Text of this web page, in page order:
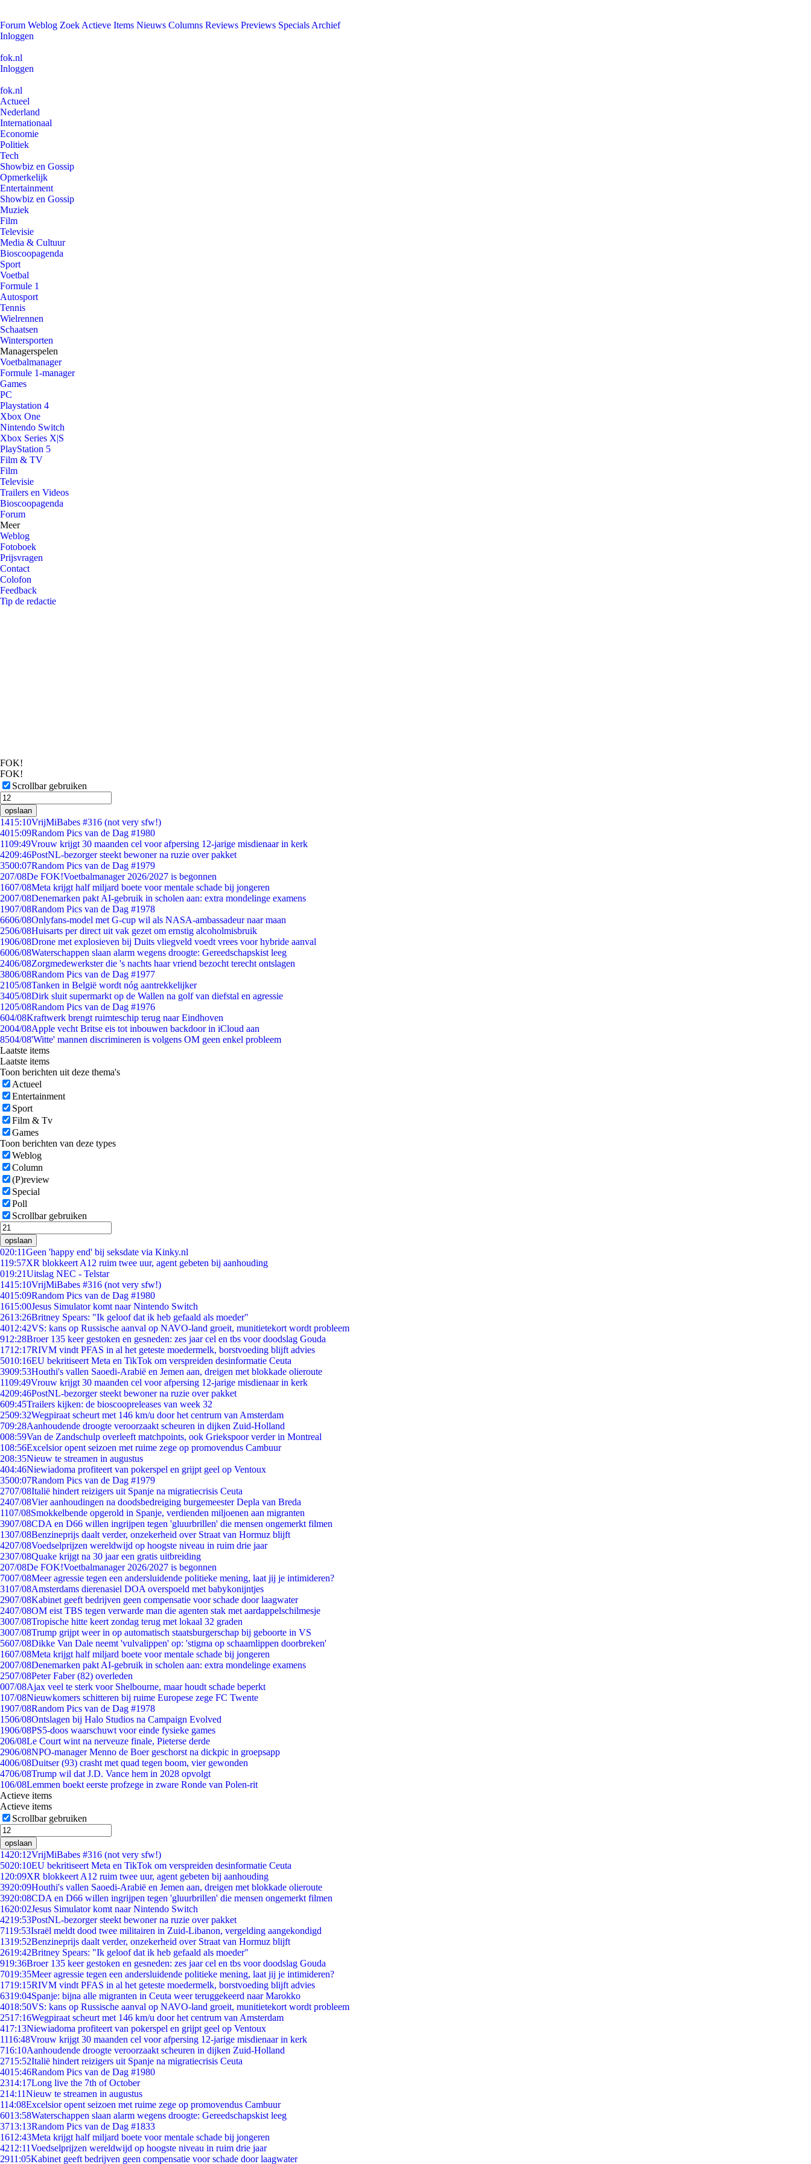
Forum Weblog Zoek Actieve Items Nieuws Columns Reviews Previews Specials Archief
Inloggen
fok.nl
Inloggen
fok.nl
Actueel
Nederland
Internationaal
Economie
Politiek
Tech
Showbiz en Gossip
Opmerkelijk
Entertainment
Showbiz en Gossip
Muziek
Film
Televisie
Media & Cultuur
Bioscoopagenda
Sport
Voetbal
Formule 1
Autosport
Tennis
Wielrennen
Schaatsen
Wintersporten
Managerspelen
Voetbalmanager
Formule 1-manager
Games
PC
Playstation 4
Xbox One
Nintendo Switch
Xbox Series X|S
PlayStation 5
Film & TV
Film
Televisie
Trailers en Videos
Bioscoopagenda
Forum
Meer
Weblog
Fotoboek
Prijsvragen
Contact
Colofon
Feedback
Tip de redactie
FOK!
FOK!
Scrollbar gebruiken
opslaan
1415:10VrijMiBabes #316 (not very sfw!)
4015:09Random Pics van de Dag #1980
1109:49Vrouw krijgt 30 maanden cel voor afpersing 12-jarige misdienaar in kerk
4209:46PostNL-bezorger steekt bewoner na ruzie over pakket
3500:07Random Pics van de Dag #1979
207/08De FOK!Voetbalmanager 2026/2027 is begonnen
1607/08Meta krijgt half miljard boete voor mentale schade bij jongeren
2007/08Denemarken pakt AI-gebruik in scholen aan: extra mondelinge examens
1907/08Random Pics van de Dag #1978
6606/08Onlyfans-model met G-cup wil als NASA-ambassadeur naar maan
2506/08Huisarts per direct uit vak gezet om ernstig alcoholmisbruik
1906/08Drone met explosieven bij Duits vliegveld voedt vrees voor hybride aanval
6006/08Waterschappen slaan alarm wegens droogte: Gereedschapskist leeg
2406/08Zorgmedewerkster die 's nachts haar vriend bezocht terecht ontslagen
3806/08Random Pics van de Dag #1977
2105/08Tanken in België wordt nóg aantrekkelijker
3405/08Dirk sluit supermarkt op de Wallen na golf van diefstal en agressie
1205/08Random Pics van de Dag #1976
604/08Kraftwerk brengt ruimteschip terug naar Eindhoven
2004/08Apple vecht Britse eis tot inbouwen backdoor in iCloud aan
8504/08'Witte' mannen discrimineren is volgens OM geen enkel probleem
Laatste items
Laatste items
Toon berichten uit deze thema's
Actueel
Entertainment
Sport
Film & Tv
Games
Toon berichten van deze types
Weblog
Column
(P)review
Special
Poll
Scrollbar gebruiken
opslaan
020:11Geen 'happy end' bij seksdate via Kinky.nl
119:57XR blokkeert A12 ruim twee uur, agent gebeten bij aanhouding
019:21Uitslag NEC - Telstar
1415:10VrijMiBabes #316 (not very sfw!)
4015:09Random Pics van de Dag #1980
1615:00Jesus Simulator komt naar Nintendo Switch
2613:26Britney Spears: "Ik geloof dat ik heb gefaald als moeder"
4012:42VS: kans op Russische aanval op NAVO-land groeit, munitietekort wordt probleem
912:28Broer 135 keer gestoken en gesneden: zes jaar cel en tbs voor doodslag Gouda
1712:17RIVM vindt PFAS in al het geteste moedermelk, borstvoeding blijft advies
5010:16EU bekritiseert Meta en TikTok om verspreiden desinformatie Ceuta
3909:53Houthi's vallen Saoedi-Arabië en Jemen aan, dreigen met blokkade olieroute
1109:49Vrouw krijgt 30 maanden cel voor afpersing 12-jarige misdienaar in kerk
4209:46PostNL-bezorger steekt bewoner na ruzie over pakket
609:45Trailers kijken: de bioscoopreleases van week 32
2509:32Wegpiraat scheurt met 146 km/u door het centrum van Amsterdam
709:28Aanhoudende droogte veroorzaakt scheuren in dijken Zuid-Holland
008:59Van de Zandschulp overleeft matchpoints, ook Griekspoor verder in Montreal
108:56Excelsior opent seizoen met ruime zege op promovendus Cambuur
208:35Nieuw te streamen in augustus
404:46Niewiadoma profiteert van pokerspel en grijpt geel op Ventoux
3500:07Random Pics van de Dag #1979
2707/08Italië hindert reizigers uit Spanje na migratiecrisis Ceuta
2407/08Vier aanhoudingen na doodsbedreiging burgemeester Depla van Breda
1107/08Smokkelbende opgerold in Spanje, verdienden miljoenen aan migranten
3907/08CDA en D66 willen ingrijpen tegen 'gluurbrillen' die mensen ongemerkt filmen
1307/08Benzineprijs daalt verder, onzekerheid over Straat van Hormuz blijft
4207/08Voedselprijzen wereldwijd op hoogste niveau in ruim drie jaar
2307/08Quake krijgt na 30 jaar een gratis uitbreiding
207/08De FOK!Voetbalmanager 2026/2027 is begonnen
7007/08Meer agressie tegen een andersluidende politieke mening, laat jij je intimideren?
3107/08Amsterdams dierenasiel DOA overspoeld met babykonijntjes
2907/08Kabinet geeft bedrijven geen compensatie voor schade door laagwater
2407/08OM eist TBS tegen verwarde man die agenten stak met aardappelschilmesje
3007/08Tropische hitte keert zondag terug met lokaal 32 graden
3007/08Trump grijpt weer in op automatisch staatsburgerschap bij geboorte in VS
5607/08Dikke Van Dale neemt 'vulvalippen' op: 'stigma op schaamlippen doorbreken'
1607/08Meta krijgt half miljard boete voor mentale schade bij jongeren
2007/08Denemarken pakt AI-gebruik in scholen aan: extra mondelinge examens
2507/08Peter Faber (82) overleden
007/08Ajax veel te sterk voor Shelbourne, maar houdt schade beperkt
107/08Nieuwkomers schitteren bij ruime Europese zege FC Twente
1907/08Random Pics van de Dag #1978
1506/08Ontslagen bij Halo Studios na Campaign Evolved
1906/08PS5-doos waarschuwt voor einde fysieke games
206/08Le Court wint na nerveuze finale, Pieterse derde
2906/08NPO-manager Menno de Boer geschorst na dickpic in groepsapp
4006/08Duitser (93) crasht met quad tegen boom, vier gewonden
4706/08Trump wil dat J.D. Vance hem in 2028 opvolgt
106/08Lemmen boekt eerste profzege in zware Ronde van Polen-rit
Actieve items
Actieve items
Scrollbar gebruiken
opslaan
1420:12VrijMiBabes #316 (not very sfw!)
5020:10EU bekritiseert Meta en TikTok om verspreiden desinformatie Ceuta
1 20:09XR blokkeert A12 ruim twee uur, agent gebeten bij aanhouding
3920:09Houthi's vallen Saoedi-Arabië en Jemen aan, dreigen met blokkade olieroute
3920:08CDA en D66 willen ingrijpen tegen 'gluurbrillen' die mensen ongemerkt filmen
1620:02Jesus Simulator komt naar Nintendo Switch
4219:53PostNL-bezorger steekt bewoner na ruzie over pakket
7119:53Israël meldt dood twee militairen in Zuid-Libanon, vergelding aangekondigd
1319:52Benzineprijs daalt verder, onzekerheid over Straat van Hormuz blijft
2619:42Britney Spears: "Ik geloof dat ik heb gefaald als moeder"
919:36Broer 135 keer gestoken en gesneden: zes jaar cel en tbs voor doodslag Gouda
7019:35Meer agressie tegen een andersluidende politieke mening, laat jij je intimideren?
1719:15RIVM vindt PFAS in al het geteste moedermelk, borstvoeding blijft advies
6319:04Spanje: bijna alle migranten in Ceuta weer teruggekeerd naar Marokko
4018:50VS: kans op Russische aanval op NAVO-land groeit, munitietekort wordt probleem
2517:16Wegpiraat scheurt met 146 km/u door het centrum van Amsterdam
417:13Niewiadoma profiteert van pokerspel en grijpt geel op Ventoux
1116:48Vrouw krijgt 30 maanden cel voor afpersing 12-jarige misdienaar in kerk
716:10Aanhoudende droogte veroorzaakt scheuren in dijken Zuid-Holland
2715:52Italië hindert reizigers uit Spanje na migratiecrisis Ceuta
4015:46Random Pics van de Dag #1980
2314:17Long live the 7th of October
214:11Nieuw te streamen in augustus
114:08Excelsior opent seizoen met ruime zege op promovendus Cambuur
6013:58Waterschappen slaan alarm wegens droogte: Gereedschapskist leeg
3713:13Random Pics van de Dag #1833
1612:43Meta krijgt half miljard boete voor mentale schade bij jongeren
4212:11Voedselprijzen wereldwijd op hoogste niveau in ruim drie jaar
2911:05Kabinet geeft bedrijven geen compensatie voor schade door laagwater